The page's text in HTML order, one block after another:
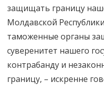
защищать границу
Молдавской
таможенные органы
суверенитет нашего
контрабанду и
границу, – искренне